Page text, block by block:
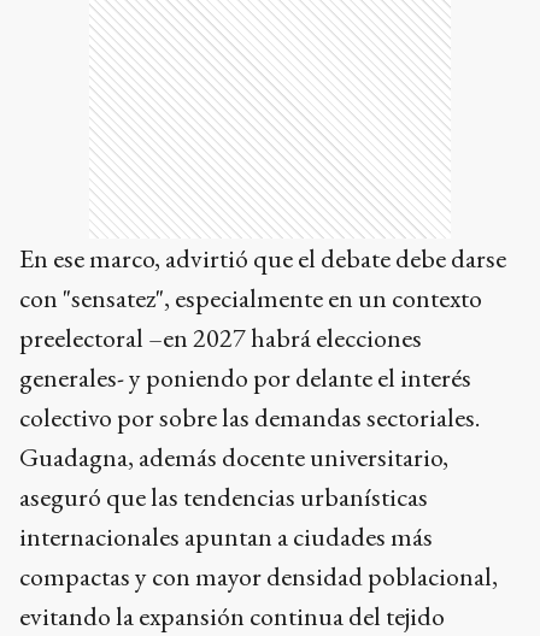
En ese marco, advirtió que el debate debe darse
con "sensatez", especialmente en un contexto
preelectoral –en 2027 habrá elecciones
generales- y poniendo por delante el interés
colectivo por sobre las demandas sectoriales.
Guadagna, además docente universitario,
aseguró que las tendencias urbanísticas
internacionales apuntan a ciudades más
compactas y con mayor densidad poblacional,
evitando la expansión continua del tejido